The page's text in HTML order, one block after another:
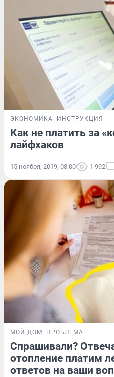
ЭКОНОМИКА ИНСТРУКЦИЯ
Как не платить за
лайфхаков
15 ноября, 2019, 08:00 1 992
МОЙ ДОМ ПРОБЛЕМА
Спрашивали?
отопление платим
ответов на ваши